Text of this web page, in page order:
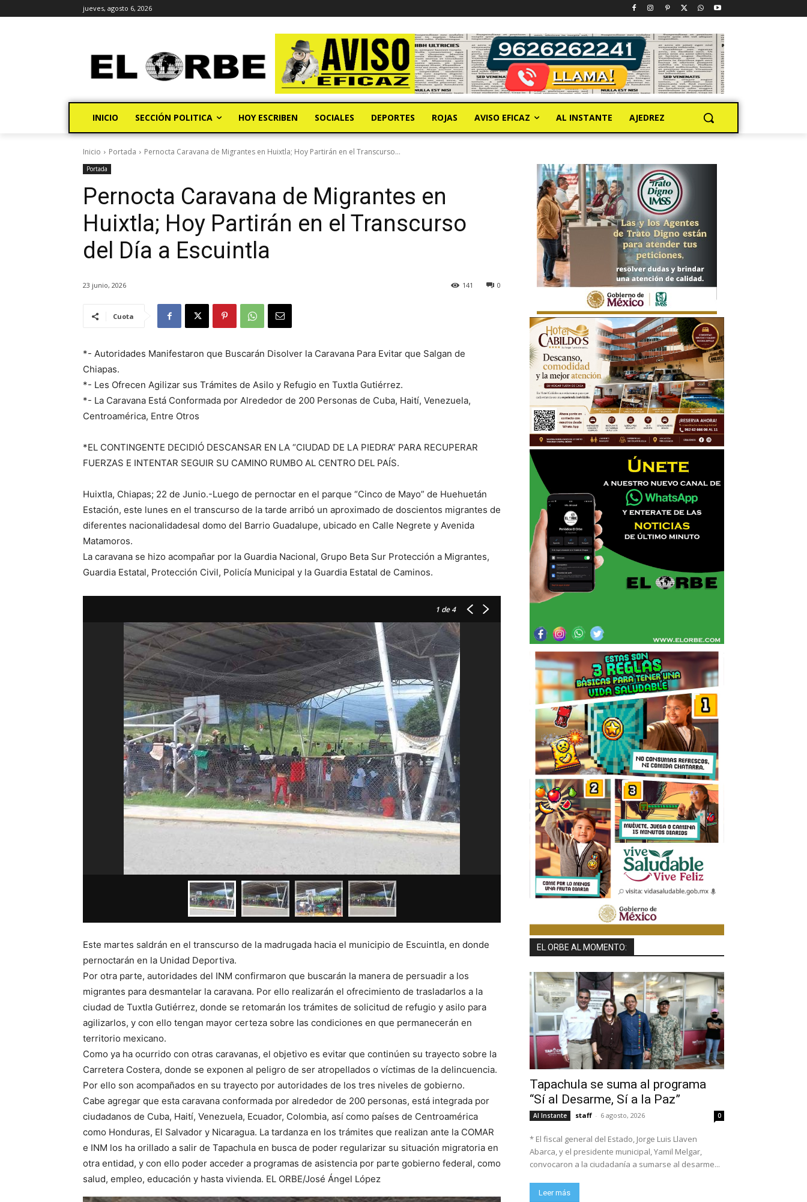
jueves, agosto 6, 2026
INICIO SECCIÓN POLITICA HOY ESCRIBEN SOCIALES DEPORTES ROJAS AVISO EFICAZ AL INSTANTE AJEDREZ
Inicio Portada Pernocta Caravana de Migrantes en Huixtla; Hoy Partirán en el Transcurso...
Portada
Pernocta Caravana de Migrantes en
Huixtla; Hoy Partirán en el Transcurso
del Día a Escuintla
23 junio, 2026 0
141
Cuota
*- Autoridades Manifestaron que Buscarán Disolver la Caravana Para Evitar que Salgan de
Chiapas.
*- Les Ofrecen Agilizar sus Trámites de Asilo y Refugio en Tuxtla Gutiérrez.
*- La Caravana Está Conformada por Alrededor de 200 Personas de Cuba, Haití, Venezuela,
Centroamérica, Entre Otros
*EL CONTINGENTE DECIDIÓ DESCANSAR EN LA “CIUDAD DE LA PIEDRA” PARA RECUPERAR
FUERZAS E INTENTAR SEGUIR SU CAMINO RUMBO AL CENTRO DEL PAÍS.
Huixtla, Chiapas; 22 de Junio.-Luego de pernoctar en el parque “Cinco de Mayo” de Huehuetán
Estación, este lunes en el transcurso de la tarde arribó un aproximado de doscientos migrantes de
diferentes nacionalidadesal domo del Barrio Guadalupe, ubicado en Calle Negrete y Avenida
Matamoros.
La caravana se hizo acompañar por la Guardia Nacional, Grupo Beta Sur Protección a Migrantes,
Guardia Estatal, Protección Civil, Policía Municipal y la Guardia Estatal de Caminos.
1 de 4
Este martes saldrán en el transcurso de la madrugada hacia el municipio de Escuintla, en donde
pernoctarán en la Unidad Deportiva.
Por otra parte, autoridades del INM confirmaron que buscarán la manera de persuadir a los
migrantes para desmantelar la caravana. Por ello realizarán el ofrecimiento de trasladarlos a la
ciudad de Tuxtla Gutiérrez, donde se retomarán los trámites de solicitud de refugio y asilo para
agilizarlos, y con ello tengan mayor certeza sobre las condiciones en que permanecerán en
territorio mexicano.
Como ya ha ocurrido con otras caravanas, el objetivo es evitar que continúen su trayecto sobre la
Carretera Costera, donde se exponen al peligro de ser atropellados o víctimas de la delincuencia.
Por ello son acompañados en su trayecto por autoridades de los tres niveles de gobierno.
Cabe agregar que esta caravana conformada por alrededor de 200 personas, está integrada por
ciudadanos de Cuba, Haití, Venezuela, Ecuador, Colombia, así como países de Centroamérica
como Honduras, El Salvador y Nicaragua. La tardanza en los trámites que realizan ante la COMAR
e INM los ha orillado a salir de Tapachula en busca de poder regularizar su situación migratoria en
otra entidad, y con ello poder acceder a programas de asistencia por parte gobierno federal, como
salud, empleo, educación y hasta vivienda. EL ORBE/José Ángel López
EL ORBE AL MOMENTO:
Tapachula se suma al programa
“Sí al Desarme, Sí a la Paz”
Al Instante staff - 6 agosto, 2026 0
* El fiscal general del Estado, Jorge Luis Llaven
Abarca, y el presidente municipal, Yamil Melgar,
convocaron a la ciudadanía a sumarse al desarme...
Leer más